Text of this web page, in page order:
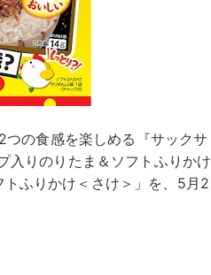
つの食感を楽しめる『サックサ
入りのりたま＆ソフトふりかけ
ふりかけ＜さけ＞」を、5月2